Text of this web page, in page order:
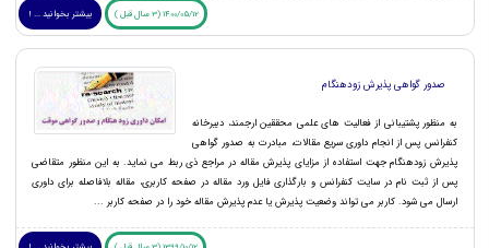
1400/05/12 (3 سال قبل ) بیشتر بخوانید ... !
صدور گواهی پذیرش زودهنگام
به منظور پشتیبانی از فعالیت های علمی محققین ارجمند، دبیرخانه
کنفرانس پس از انجام داوری سریع مقالات، مبادرت به صدور گواهی
پذیرش زودهنگام جهت استفاده از مزایای پذیرش مقاله در مراجع ذی ربط می نماید. به این منظور متقاضی
پس از ثبت نام در سایت کنفرانس و بارگذاری فایل ورد مقاله در صفحه کاربری، مقاله بلافاصله برای داوری
ارسال می شود. کاربر می تواند وضعیت پذیرش یا عدم پذیرش مقاله خود را در صفحه کاربر ...